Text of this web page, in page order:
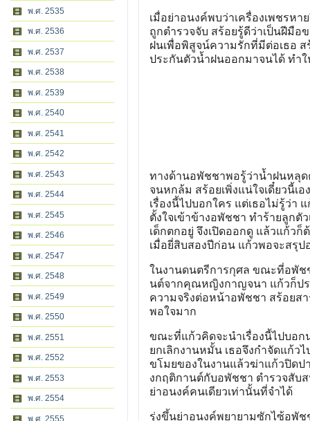
พ.ศ. 2535
พ.ศ. 2536
พ.ศ. 2537
พ.ศ. 2538
พ.ศ. 2539
พ.ศ. 2540
พ.ศ. 2541
พ.ศ. 2542
พ.ศ. 2543
พ.ศ. 2544
พ.ศ. 2545
พ.ศ. 2546
พ.ศ. 2547
พ.ศ. 2548
พ.ศ. 2549
พ.ศ. 2550
พ.ศ. 2551
พ.ศ. 2552
พ.ศ. 2553
พ.ศ. 2554
พ.ศ. 2555
เมื่อย่าอนงค์พบว่าเครื่องเพชรห
ถูกตำรวจจับ สร้อยรู้ดีว่าเป็นฝีมื
ฝนเพื่อพิสูจน์ความรักที่มีต่อเธอ
ประกันตัวน้ำฝนออกมาจนได้ ทำ
ทางด้านอพัชชาพอรู้ว่าน้ำฝนหลุด
จนหกล้ม สร้อยเพิ่งแน่ใจเดี๋ยวนี้เ
เรื่องนี้ไปบอกใคร แต่เธอไม่รู้ว่า
ตั้งใจเข้าข้างอพัชชา ทำร้ายลูกตั
เด็กตกอยู่ จึงเปิดออกดู แล้วแก้วก็
เมื่อยี่สิบสองปีก่อน แก้วพอจะสรุป
ในงานดนตรีการกุศล ขณะที่อพัช
นต์จากคุณหญิงกาญจนา แก้วก็ปร
ความจริงต่อหน้าอพัชชา สร้อยส
พอใจมาก
ขณะที่แก้วคิดจะนำเรื่องนี้ไปบอ
ยกเลิกงานหมั้น เธอจึงกำจัดแก้ว
ขโมยของในงานแล้วฆ่าแก้วปิด
งกฤติกานต์กับอพัชชา ตำรวจสับ
ย่าอนงค์คนเดียวเท่านั้นที่จำได้
รุ่งขึ้นย่าอนงค์พยายามซักไซ้อพั